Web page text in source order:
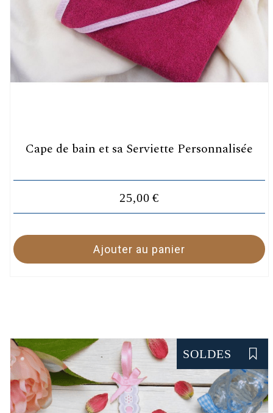
Cape de bain et sa Serviette Personnalisée
25,00 €
Ajouter au panier